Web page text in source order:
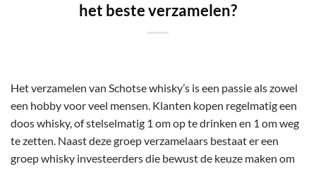
het beste verzamelen?
Het verzamelen van Schotse whisky’s is een passie als zowel
een hobby voor veel mensen. Klanten kopen regelmatig een
doos whisky, of stelselmatig 1 om op te drinken en 1 om weg
te zetten. Naast deze groep verzamelaars bestaat er een
groep whisky investeerders die bewust de keuze maken om